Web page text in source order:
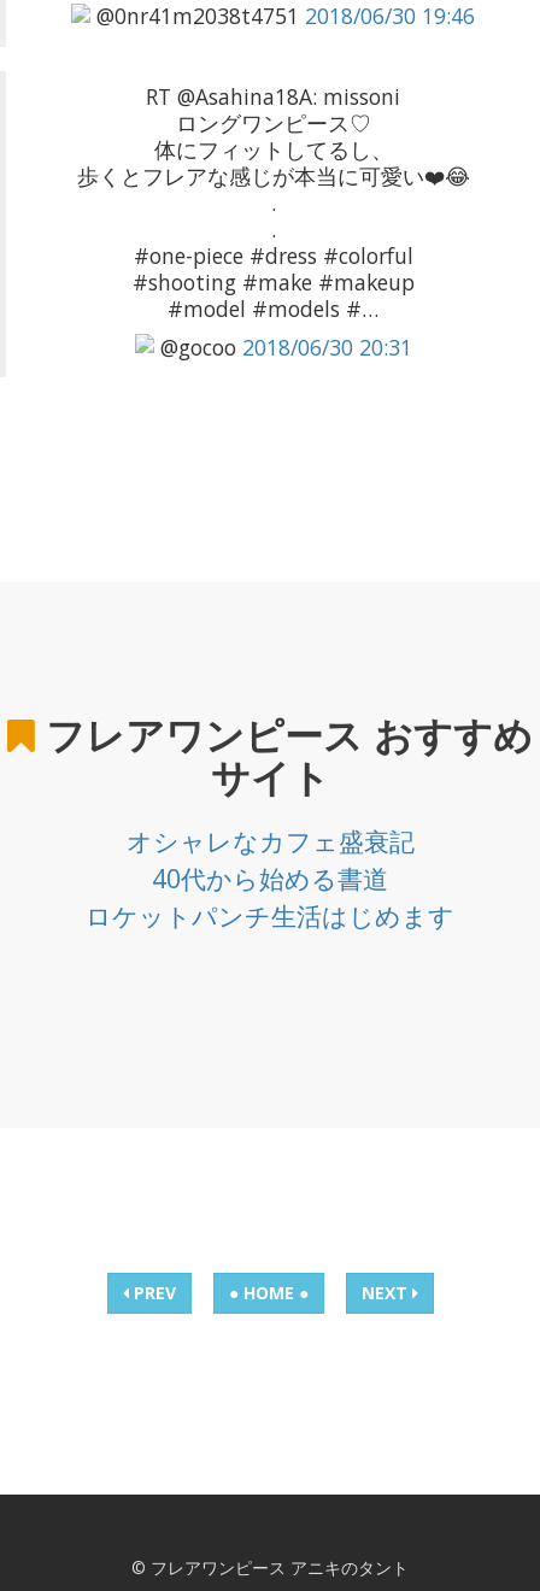
@0nr41m2038t4751 2018/06/30 19:46
RT @Asahina18A: missoni
ロングワンピース♡
体にフィットしてるし、
歩くとフレアな感じが本当に可愛い❤️😂
.
.
#one-piece #dress #colorful
#shooting #make #makeup
#model #models #…
@gocoo 2018/06/30 20:31
フレアワンピース おすすめ
サイト
オシャレなカフェ盛衰記
40代から始める書道
ロケットパンチ生活はじめます
PREV ● HOME ● NEXT
© フレアワンピース アニキのタント